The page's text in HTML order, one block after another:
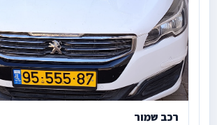
רכב שמור